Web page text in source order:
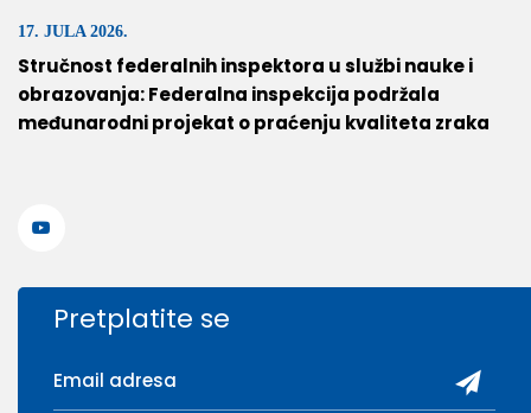
17. JULA 2026.
Stručnost federalnih inspektora u službi nauke i
obrazovanja: Federalna inspekcija podržala
međunarodni projekat o praćenju kvaliteta zraka
Pretplatite se